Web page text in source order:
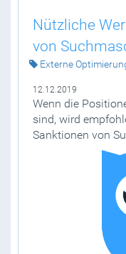
Nützliche
von
Externe
12.12.2019
Wenn die
sind, wird
Sanktionen von